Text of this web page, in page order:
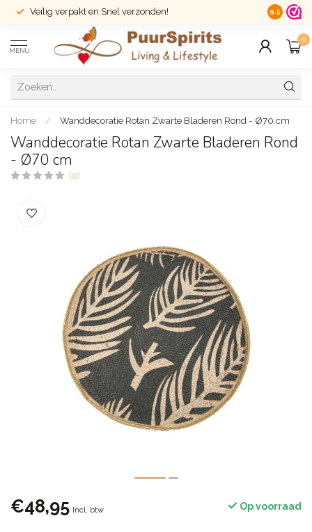
Veilig verpakt en Snel verzonden! 14 dagen
9.5
MENU
0
Home / Wanddecoratie Rotan Zwarte Bladeren Rond - Ø70 cm
Wanddecoratie Rotan Zwarte Bladeren Rond
- Ø70 cm
(0)
€48,95 Incl. btw Op voorraad